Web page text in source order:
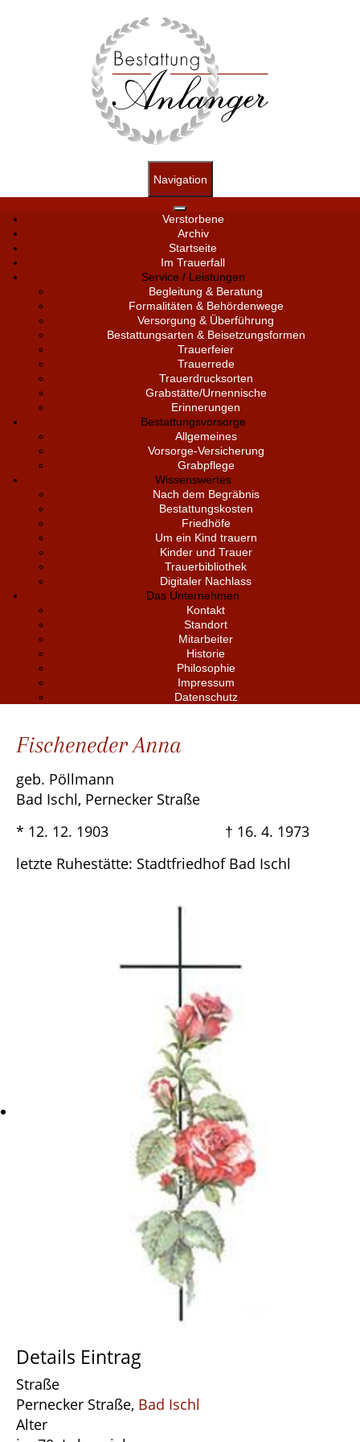
Navigation
Verstorbene
Archiv
Startseite
Im Trauerfall
Service / Leistungen
Begleitung & Beratung
Formalitäten & Behördenwege
Versorgung & Überführung
Bestattungsarten & Beisetzungsformen
Trauerfeier
Trauerrede
Trauerdrucksorten
Grabstätte/Urnennische
Erinnerungen
Bestattungsvorsorge
Allgemeines
Vorsorge-Versicherung
Grabpflege
Wissenswertes
Nach dem Begräbnis
Bestattungskosten
Friedhöfe
Um ein Kind trauern
Kinder und Trauer
Trauerbibliothek
Digitaler Nachlass
Das Unternehmen
Kontakt
Standort
Mitarbeiter
Historie
Philosophie
Impressum
Datenschutz
Fischeneder Anna
geb. Pöllmann
Bad Ischl, Pernecker Straße
* 12. 12. 1903 † 16. 4. 1973
letzte Ruhestätte: Stadtfriedhof Bad Ischl
Details Eintrag
Straße
Pernecker Straße, Bad Ischl
Alter